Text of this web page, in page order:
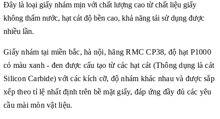
Đây là loại giấy nhám mịn với chất lượng cao từ chất liệu giấy
không thấm nước, hạt cát độ bền cao, khả năng tái sử dụng được
nhiều lần.
Giấy nhám tại miền bắc, hà nội, hãng RMC CP38, độ hạt P1000
có màu xanh - đen được cấu tạo từ các hạt cát (Thông dụng là cát
Silicon Carbide) với các kích cỡ, độ nhám khác nhau và được sắp
xếp theo tỉ lệ nhất định trên bề mặt giấy, đáp ứng đầy đủ các yêu
cầu mài mòn vật liệu.